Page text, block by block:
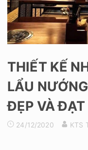
THIẾT KẾ
LẨU
ĐẸP VÀ
24/12/2020 KTS